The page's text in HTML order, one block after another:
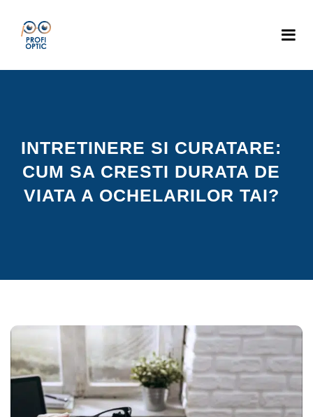
INTRETINERE SI CURATARE:
CUM SA CRESTI DURATA DE
VIATA A OCHELARILOR TAI?